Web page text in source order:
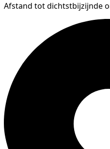
Afstand tot dichtstbijzijnde